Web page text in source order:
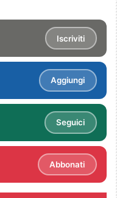
Iscriviti
Aggiungi
Seguici
Abbonati